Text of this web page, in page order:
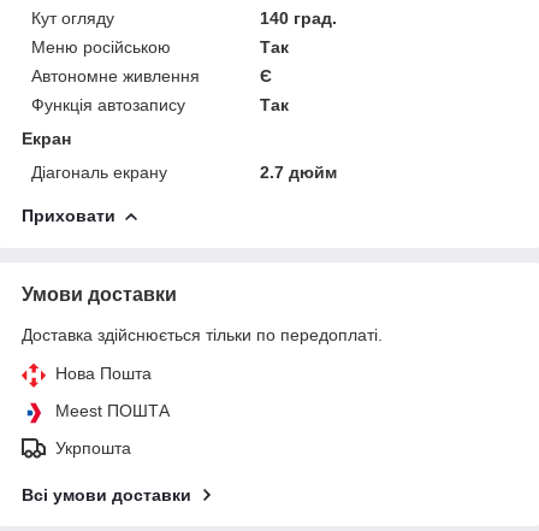
Кут огляду
140 град.
Меню російською
Так
Автономне живлення
Є
Функція автозапису
Так
Екран
Діагональ екрану
2.7 дюйм
Приховати
Умови доставки
Доставка здійснюється тільки по передоплаті.
Нова Пошта
Meest ПОШТА
Укрпошта
Всі умови доставки